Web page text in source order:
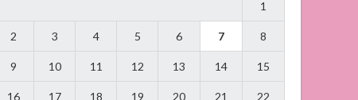
1
2 3 4 5 6 7 8
9 10 11 12 13 14 15
16 17 18 19 20 21 22